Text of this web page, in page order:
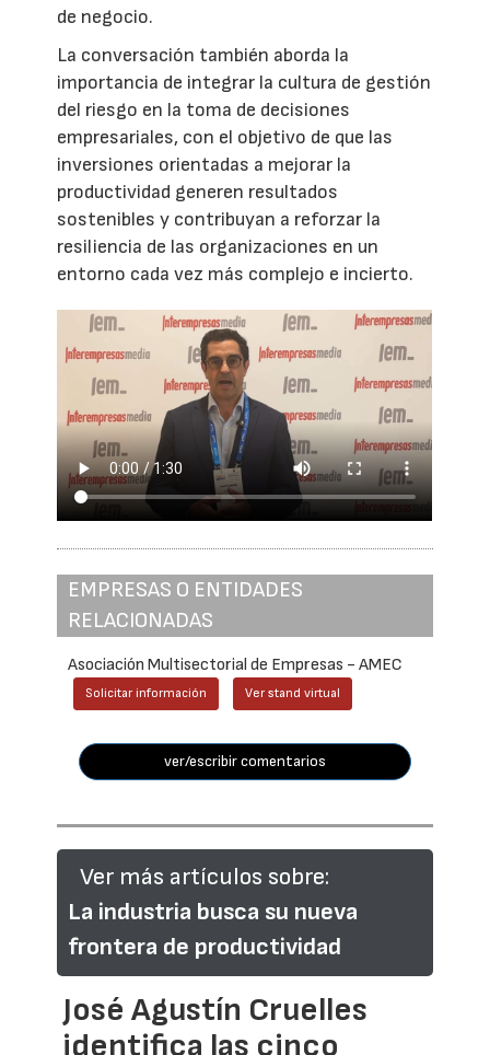
de negocio.
La conversación también aborda la
importancia de integrar la cultura de gestión
del riesgo en la toma de decisiones
empresariales, con el objetivo de que las
inversiones orientadas a mejorar la
productividad generen resultados
sostenibles y contribuyan a reforzar la
resiliencia de las organizaciones en un
entorno cada vez más complejo e incierto.
EMPRESAS O ENTIDADES
RELACIONADAS
Asociación Multisectorial de Empresas - AMEC
Solicitar información Ver stand virtual
ver/escribir comentarios
Ver más artículos sobre:
La industria busca su nueva
frontera de productividad
José Agustín Cruelles
identifica las cinco